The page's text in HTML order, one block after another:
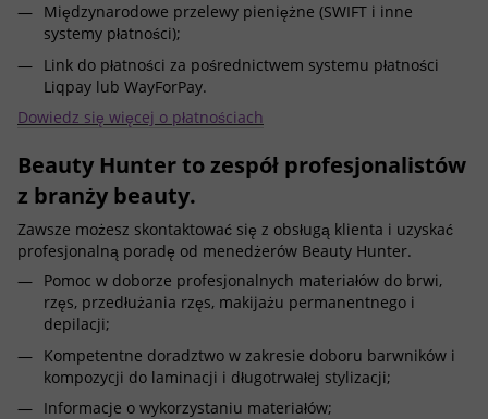
Międzynarodowe przelewy pieniężne (SWIFT i inne
systemy płatności);
Link do płatności za pośrednictwem systemu płatności
Liqpay lub WayForPay.
Dowiedz się więcej o płatnościach
Beauty Hunter to zespół profesjonalistów
z branży beauty.
Zawsze możesz skontaktować się z obsługą klienta i uzyskać
profesjonalną poradę od menedżerów Beauty Hunter.
Pomoc w doborze profesjonalnych materiałów do brwi,
rzęs, przedłużania rzęs, makijażu permanentnego i
depilacji;
Kompetentne doradztwo w zakresie doboru barwników i
kompozycji do laminacji i długotrwałej stylizacji;
Informacje o wykorzystaniu materiałów;